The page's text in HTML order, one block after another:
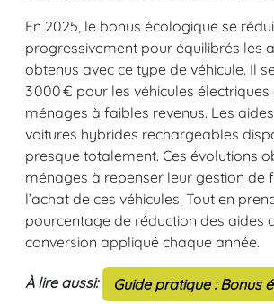
En 2025, le bonus écologique se
progressivement pour équilibrés les
obtenus avec ce type de véhicule. Il
3 000 € pour les véhicules
ménages à faibles revenus. Les
voitures hybrides rechargeables
presque totalement. Ces évolutions
ménages à repenser leur gestion de
l’achat de ces véhicules. Tout en
pourcentage de réduction des aides
conversion appliqué chaque année.
À lire aussi: Guide pratique : Bonus